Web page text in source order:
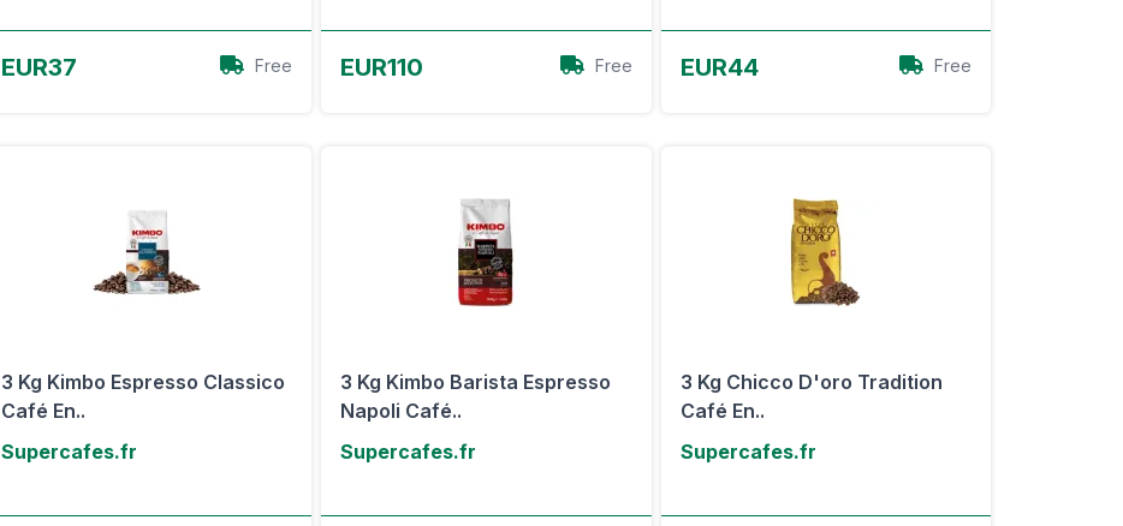
EUR37 Free EUR110 Free EUR44 Free
3 Kg Kimbo Espresso Classico
Café En..
Supercafes.fr
3 Kg Kimbo Barista Espresso
Napoli Café..
Supercafes.fr
3 Kg Chicco D'oro Tradition
Café En..
Supercafes.fr